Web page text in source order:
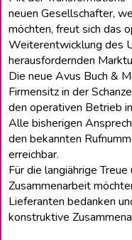
neuen Gesellschafter,
möchten, freut sich das
Weiterentwicklung des
herausfordernden
Die neue Avus Buch &
Firmensitz in der
den operativen Betrieb
Alle bisherigen
den bekannten
erreichbar.
Für die langiährige
Zusammenarbeit
Lieferanten bedanken
konstruktive